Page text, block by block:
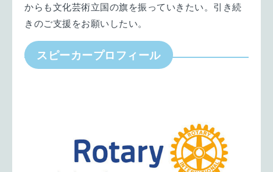
からも文化芸術立国の旗を振っていきたい。引き続
きのご支援をお願いしたい。
スピーカープロフィール